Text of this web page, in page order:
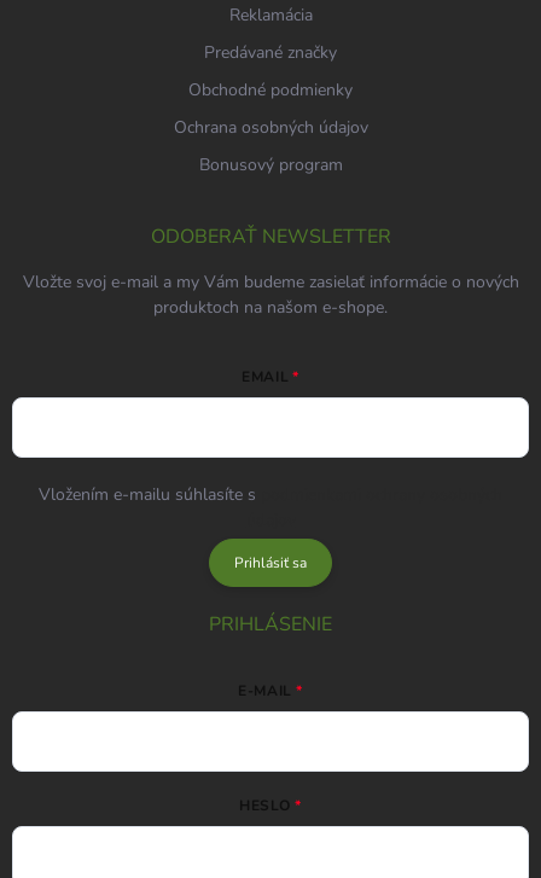
Reklamácia
Predávané značky
Obchodné podmienky
Ochrana osobných údajov
Bonusový program
ODOBERAŤ NEWSLETTER
Vložte svoj e-mail a my Vám budeme zasielať informácie o nových
produktoch na našom e-shope.
EMAIL
Vložením e-mailu súhlasíte s
Prihlásiť sa
PRIHLÁSENIE
E-MAIL
HESLO